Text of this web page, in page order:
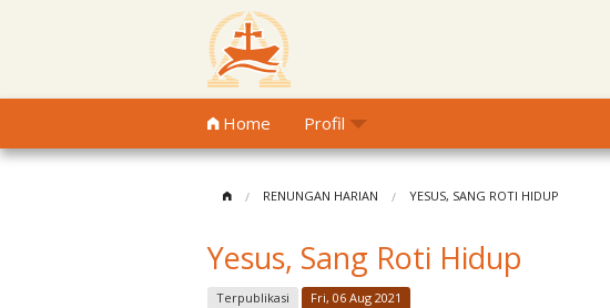
Home Profil
RENUNGAN HARIAN YESUS, SANG ROTI HIDUP
Yesus, Sang Roti Hidup
Terpublikasi Fri, 06 Aug 2021